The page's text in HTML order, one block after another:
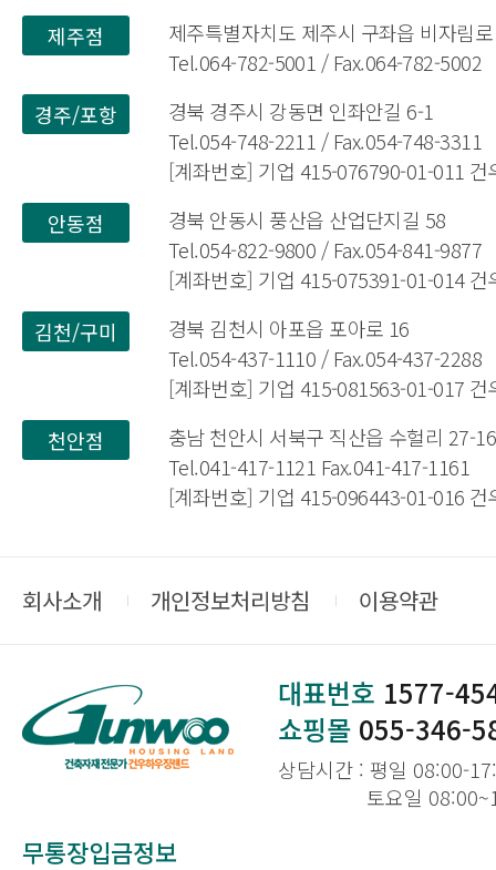
제주점
제주특별자치도 제주시 구좌읍 비자림
Tel.064-782-5001 / Fax.064-782-5002
경주/포항
경북 경주시 강동면 인좌안길 6-1
Tel.054-748-2211 / Fax.054-748-3311
[계좌번호] 기업 415-076790-01-011 건
안동점
경북 안동시 풍산읍 산업단지길 58
Tel.054-822-9800 / Fax.054-841-9877
[계좌번호] 기업 415-075391-01-014 건
김천/구미
경북 김천시 아포읍 포아로 16
Tel.054-437-1110 / Fax.054-437-2288
[계좌번호] 기업 415-081563-01-017 건
천안점
충남 천안시 서북구 직산읍 수헐리 27-16
Tel.041-417-1121 Fax.041-417-1161
[계좌번호] 기업 415-096443-01-016 건
회사소개 개인정보처리방침 이용약관
대표번호 1577-
쇼핑몰 055-346-
상담시간 : 평일 08:00-
토요일
무통장입금정보